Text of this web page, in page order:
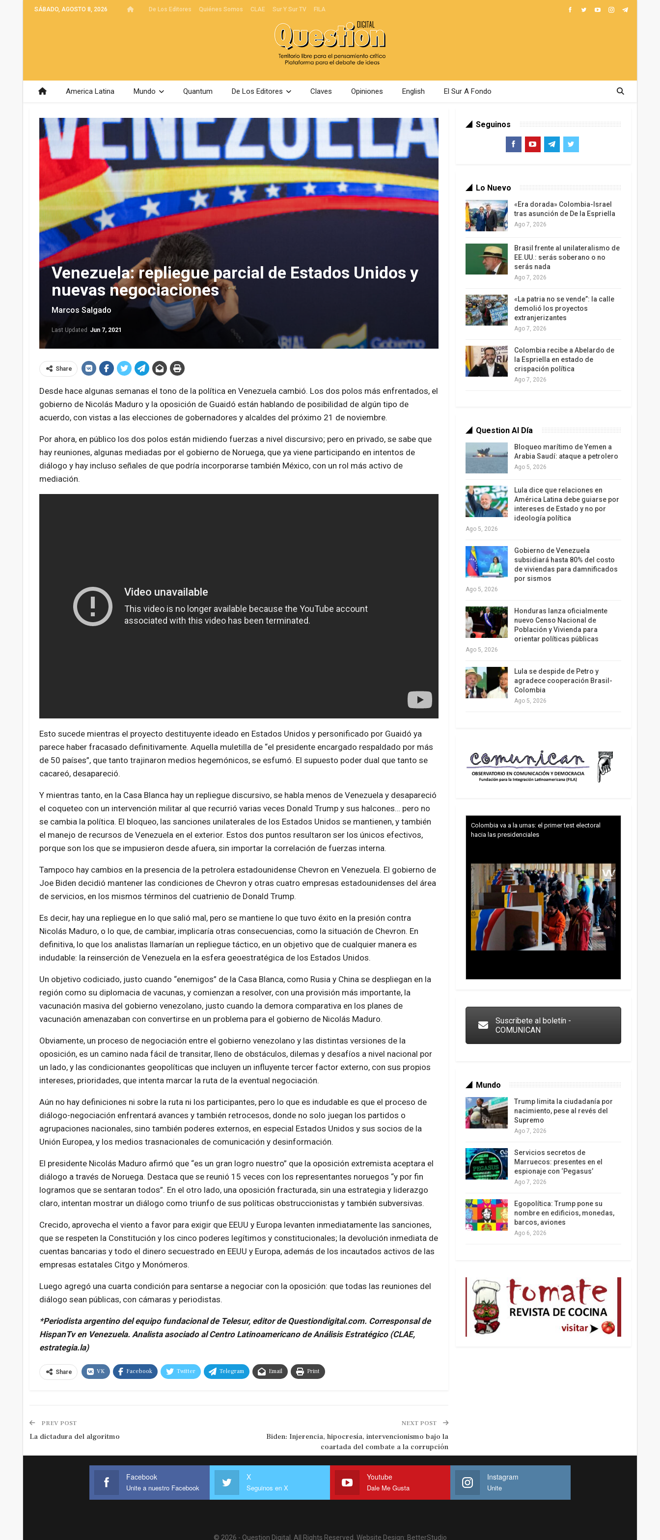
SÁBADO, AGOSTO 8, 2026 De Los Editores Quiénes Somos CLAE Sur Y Sur TV FILA
America Latina Mundo Quantum De Los Editores Claves Opiniones English El Sur A Fondo
Venezuela: repliegue parcial de Estados Unidos y
nuevas negociaciones
Marcos Salgado
Last Updated Jun 7, 2021
Share
Desde hace algunas semanas el tono de la política en Venezuela cambió. Los dos polos más enfrentados, el
gobierno de Nicolás Maduro y la oposición de Guaidó están hablando de posibilidad de algún tipo de
acuerdo, con vistas a las elecciones de gobernadores y alcaldes del próximo 21 de noviembre.
Por ahora, en público los dos polos están midiendo fuerzas a nivel discursivo; pero en privado, se sabe que
hay reuniones, algunas mediadas por el gobierno de Noruega, que ya viene participando en intentos de
diálogo y hay incluso señales de que podría incorporarse también México, con un rol más activo de
mediación.
Esto sucede mientras el proyecto destituyente ideado en Estados Unidos y personificado por Guaidó ya
parece haber fracasado definitivamente. Aquella muletilla de “el presidente encargado respaldado por más
de 50 países”, que tanto trajinaron medios hegemónicos, se esfumó. El supuesto poder dual que tanto se
cacareó, desapareció.
Y mientras tanto, en la Casa Blanca hay un repliegue discursivo, se habla menos de Venezuela y desapareció
el coqueteo con un intervención militar al que recurrió varias veces Donald Trump y sus halcones… pero no
se cambia la política. El bloqueo, las sanciones unilaterales de los Estados Unidos se mantienen, y también
el manejo de recursos de Venezuela en el exterior. Estos dos puntos resultaron ser los únicos efectivos,
porque son los que se impusieron desde afuera, sin importar la correlación de fuerzas interna.
Tampoco hay cambios en la presencia de la petrolera estadounidense Chevron en Venezuela. El gobierno de
Joe Biden decidió mantener las condiciones de Chevron y otras cuatro empresas estadounidenses del área
de servicios, en los mismos términos del cuatrienio de Donald Trump.
Es decir, hay una repliegue en lo que salió mal, pero se mantiene lo que tuvo éxito en la presión contra
Nicolás Maduro, o lo que, de cambiar, implicaría otras consecuencias, como la situación de Chevron. En
definitiva, lo que los analistas llamarían un repliegue táctico, en un objetivo que de cualquier manera es
indudable: la reinserción de Venezuela en la esfera geoestratégica de los Estados Unidos.
Un objetivo codiciado, justo cuando “enemigos” de la Casa Blanca, como Rusia y China se despliegan en la
región como su diplomacia de vacunas, y comienzan a resolver, con una provisión más importante, la
vacunación masiva del gobierno venezolano, justo cuando la demora comparativa en los planes de
vacunación amenazaban con convertirse en un problema para el gobierno de Nicolás Maduro.
Obviamente, un proceso de negociación entre el gobierno venezolano y las distintas versiones de la
oposición, es un camino nada fácil de transitar, lleno de obstáculos, dilemas y desafíos a nivel nacional por
un lado, y las condicionantes geopolíticas que incluyen un influyente tercer factor externo, con sus propios
intereses, prioridades, que intenta marcar la ruta de la eventual negociación.
Aún no hay definiciones ni sobre la ruta ni los participantes, pero lo que es indudable es que el proceso de
diálogo-negociación enfrentará avances y también retrocesos, donde no solo juegan los partidos o
agrupaciones nacionales, sino también poderes externos, en especial Estados Unidos y sus socios de la
Unión Europea, y los medios trasnacionales de comunicación y desinformación.
El presidente Nicolás Maduro afirmó que “es un gran logro nuestro” que la oposición extremista aceptara el
diálogo a través de Noruega. Destaca que se reunió 15 veces con los representantes noruegos “y por fin
logramos que se sentaran todos”. En el otro lado, una oposición fracturada, sin una estrategia y liderazgo
claro, intentan mostrar un diálogo como triunfo de sus políticas obstruccionistas y también subversivas.
Crecido, aprovecha el viento a favor para exigir que EEUU y Europa levanten inmediatamente las sanciones,
que se respeten la Constitución y los cinco poderes legítimos y constitucionales; la devolución inmediata de
cuentas bancarias y todo el dinero secuestrado en EEUU y Europa, además de los incautados activos de las
empresas estatales Citgo y Monómeros.
Luego agregó una cuarta condición para sentarse a negociar con la oposición: que todas las reuniones del
diálogo sean públicas, con cámaras y periodistas.
*Periodista argentino del equipo fundacional de Telesur, editor de Questiondigital.com. Corresponsal de
HispanTv en Venezuela. Analista asociado al Centro Latinoamericano de Análisis Estratégico (CLAE,
estrategia.la)
Share VK Facebook Twitter Telegram Email Print
PREV POST
La dictadura del algoritmo
NEXT POST
Biden: Injerencia, hipocresía, intervencionismo bajo la
coartada del combate a la corrupción
Seguinos
Lo Nuevo
«Era dorada» Colombia-Israel
tras asunción de De la Espriella
Ago 7, 2026
Brasil frente al unilateralismo de
EE.UU.: serás soberano o no
serás nada
Ago 7, 2026
«La patria no se vende”: la calle
demolió los proyectos
extranjerizantes
Ago 7, 2026
Colombia recibe a Abelardo de
la Espriella en estado de
crispación política
Ago 7, 2026
Question Al Día
Bloqueo marítimo de Yemen a
Arabia Saudí: ataque a petrolero
Ago 5, 2026
Lula dice que relaciones en
América Latina debe guiarse por
intereses de Estado y no por
ideología política
Ago 5, 2026
Gobierno de Venezuela
subsidiará hasta 80% del costo
de viviendas para damnificados
por sismos
Ago 5, 2026
Honduras lanza oficialmente
nuevo Censo Nacional de
Población y Vivienda para
orientar políticas públicas
Ago 5, 2026
Lula se despide de Petro y
agradece cooperación Brasil-
Colombia
Ago 5, 2026
Colombia va a la urnas: el primer test electoral
hacia las presidenciales
Suscribete al boletín -
COMUNICAN
Mundo
Trump limita la ciudadanía por
nacimiento, pese al revés del
Supremo
Ago 7, 2026
Servicios secretos de
Marruecos: presentes en el
espionaje con ‘Pegasus’
Ago 7, 2026
Egopolítica: Trump pone su
nombre en edificios, monedas,
barcos, aviones
Ago 6, 2026
Facebook
Unite a nuestro Facebook
X
Seguinos en X
Youtube
Dale Me Gusta
Instagram
Unite
© 2026 - Question Digital. All Rights Reserved. Website Design: BetterStudio